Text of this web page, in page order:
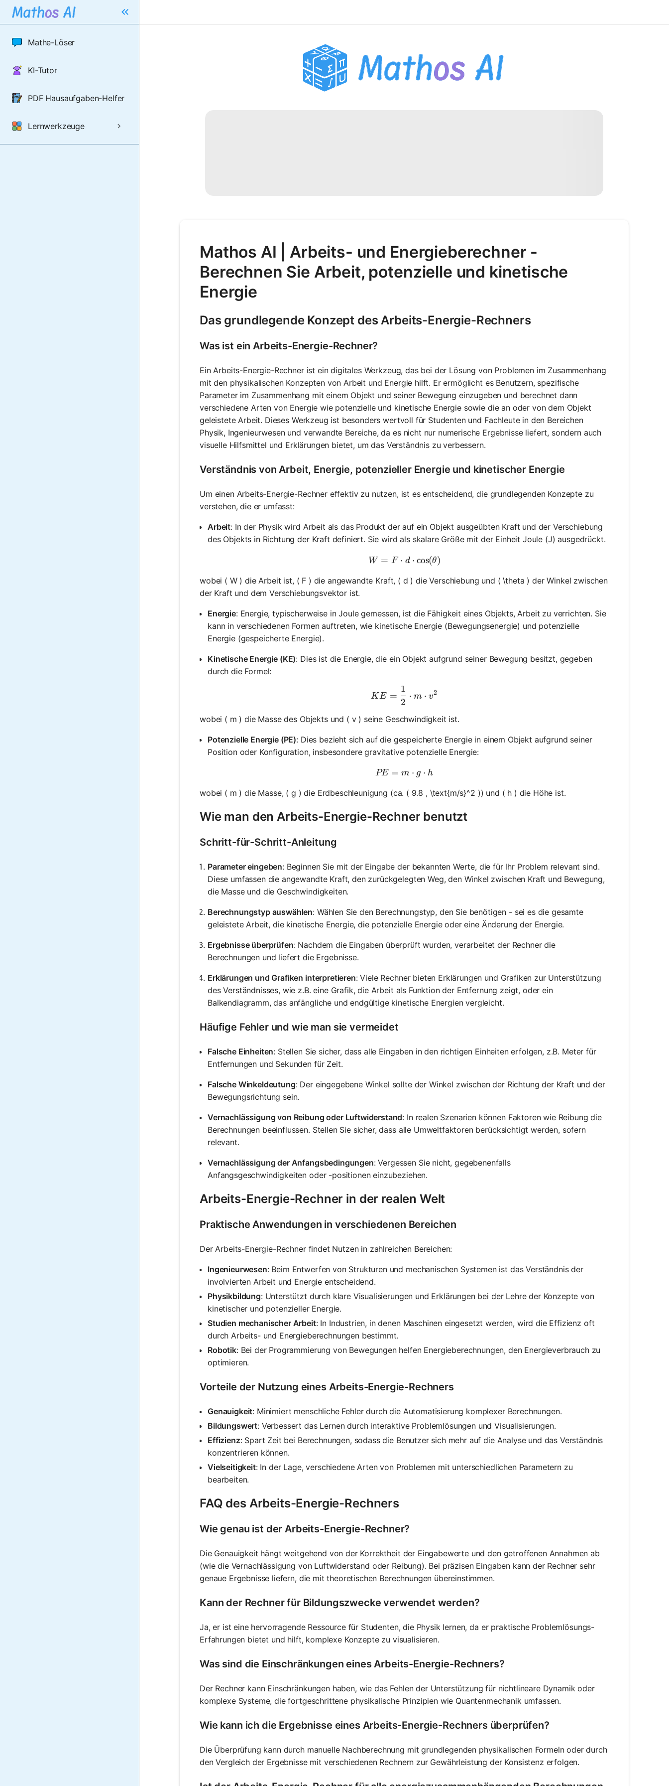
Mathe-Löser
KI-Tutor
PDF Hausaufgaben-Helfer
Lernwerkzeuge
Mathos AI | Arbeits- und Energieberechner -
Berechnen Sie Arbeit, potenzielle und kinetische
Energie
Das grundlegende Konzept des Arbeits-Energie-Rechners
Was ist ein Arbeits-Energie-Rechner?
Ein Arbeits-Energie-Rechner ist ein digitales Werkzeug, das bei der Lösung von Problemen im Zusammenhang
mit den physikalischen Konzepten von Arbeit und Energie hilft. Er ermöglicht es Benutzern, spezifische
Parameter im Zusammenhang mit einem Objekt und seiner Bewegung einzugeben und berechnet dann
verschiedene Arten von Energie wie potenzielle und kinetische Energie sowie die an oder von dem Objekt
geleistete Arbeit. Dieses Werkzeug ist besonders wertvoll für Studenten und Fachleute in den Bereichen
Physik, Ingenieurwesen und verwandte Bereiche, da es nicht nur numerische Ergebnisse liefert, sondern auch
visuelle Hilfsmittel und Erklärungen bietet, um das Verständnis zu verbessern.
Verständnis von Arbeit, Energie, potenzieller Energie und kinetischer Energie
Um einen Arbeits-Energie-Rechner effektiv zu nutzen, ist es entscheidend, die grundlegenden Konzepte zu
verstehen, die er umfasst:
Arbeit: In der Physik wird Arbeit als das Produkt der auf ein Objekt ausgeübten Kraft und der Verschiebung
des Objekts in Richtung der Kraft definiert. Sie wird als skalare Größe mit der Einheit Joule (J) ausgedrückt.
W = F \cdot d \cdot \cos(\theta)
W = F ⋅ d ⋅ cos(θ)
wobei ( W ) die Arbeit ist, ( F ) die angewandte Kraft, ( d ) die Verschiebung und ( \theta ) der Winkel zwischen
der Kraft und dem Verschiebungsvektor ist.
Energie: Energie, typischerweise in Joule gemessen, ist die Fähigkeit eines Objekts, Arbeit zu verrichten. Sie
kann in verschiedenen Formen auftreten, wie kinetische Energie (Bewegungsenergie) und potenzielle
Energie (gespeicherte Energie).
Kinetische Energie (KE): Dies ist die Energie, die ein Objekt aufgrund seiner Bewegung besitzt, gegeben
durch die Formel:
KE = \frac{1}{2} \cdot m \cdot v^2
K E =
2
1
⋅ m ⋅ v2
wobei ( m ) die Masse des Objekts und ( v ) seine Geschwindigkeit ist.
Potenzielle Energie (PE): Dies bezieht sich auf die gespeicherte Energie in einem Objekt aufgrund seiner
Position oder Konfiguration, insbesondere gravitative potenzielle Energie:
PE = m \cdot g \cdot h
PE = m ⋅ g ⋅ h
wobei ( m ) die Masse, ( g ) die Erdbeschleunigung (ca. ( 9.8 , \text{m/s}^2 )) und ( h ) die Höhe ist.
Wie man den Arbeits-Energie-Rechner benutzt
Schritt-für-Schritt-Anleitung
Parameter eingeben: Beginnen Sie mit der Eingabe der bekannten Werte, die für Ihr Problem relevant sind.
Diese umfassen die angewandte Kraft, den zurückgelegten Weg, den Winkel zwischen Kraft und Bewegung,
die Masse und die Geschwindigkeiten.
Berechnungstyp auswählen: Wählen Sie den Berechnungstyp, den Sie benötigen - sei es die gesamte
geleistete Arbeit, die kinetische Energie, die potenzielle Energie oder eine Änderung der Energie.
Ergebnisse überprüfen: Nachdem die Eingaben überprüft wurden, verarbeitet der Rechner die
Berechnungen und liefert die Ergebnisse.
Erklärungen und Grafiken interpretieren: Viele Rechner bieten Erklärungen und Grafiken zur Unterstützung
des Verständnisses, wie z.B. eine Grafik, die Arbeit als Funktion der Entfernung zeigt, oder ein
Balkendiagramm, das anfängliche und endgültige kinetische Energien vergleicht.
Häufige Fehler und wie man sie vermeidet
Falsche Einheiten: Stellen Sie sicher, dass alle Eingaben in den richtigen Einheiten erfolgen, z.B. Meter für
Entfernungen und Sekunden für Zeit.
Falsche Winkeldeutung: Der eingegebene Winkel sollte der Winkel zwischen der Richtung der Kraft und der
Bewegungsrichtung sein.
Vernachlässigung von Reibung oder Luftwiderstand: In realen Szenarien können Faktoren wie Reibung die
Berechnungen beeinflussen. Stellen Sie sicher, dass alle Umweltfaktoren berücksichtigt werden, sofern
relevant.
Vernachlässigung der Anfangsbedingungen: Vergessen Sie nicht, gegebenenfalls
Anfangsgeschwindigkeiten oder -positionen einzubeziehen.
Arbeits-Energie-Rechner in der realen Welt
Praktische Anwendungen in verschiedenen Bereichen
Der Arbeits-Energie-Rechner findet Nutzen in zahlreichen Bereichen:
Ingenieurwesen: Beim Entwerfen von Strukturen und mechanischen Systemen ist das Verständnis der
involvierten Arbeit und Energie entscheidend.
Physikbildung: Unterstützt durch klare Visualisierungen und Erklärungen bei der Lehre der Konzepte von
kinetischer und potenzieller Energie.
Studien mechanischer Arbeit: In Industrien, in denen Maschinen eingesetzt werden, wird die Effizienz oft
durch Arbeits- und Energieberechnungen bestimmt.
Robotik: Bei der Programmierung von Bewegungen helfen Energieberechnungen, den Energieverbrauch zu
optimieren.
Vorteile der Nutzung eines Arbeits-Energie-Rechners
Genauigkeit: Minimiert menschliche Fehler durch die Automatisierung komplexer Berechnungen.
Bildungswert: Verbessert das Lernen durch interaktive Problemlösungen und Visualisierungen.
Effizienz: Spart Zeit bei Berechnungen, sodass die Benutzer sich mehr auf die Analyse und das Verständnis
konzentrieren können.
Vielseitigkeit: In der Lage, verschiedene Arten von Problemen mit unterschiedlichen Parametern zu
bearbeiten.
FAQ des Arbeits-Energie-Rechners
Wie genau ist der Arbeits-Energie-Rechner?
Die Genauigkeit hängt weitgehend von der Korrektheit der Eingabewerte und den getroffenen Annahmen ab
(wie die Vernachlässigung von Luftwiderstand oder Reibung). Bei präzisen Eingaben kann der Rechner sehr
genaue Ergebnisse liefern, die mit theoretischen Berechnungen übereinstimmen.
Kann der Rechner für Bildungszwecke verwendet werden?
Ja, er ist eine hervorragende Ressource für Studenten, die Physik lernen, da er praktische Problemlösungs-
Erfahrungen bietet und hilft, komplexe Konzepte zu visualisieren.
Was sind die Einschränkungen eines Arbeits-Energie-Rechners?
Der Rechner kann Einschränkungen haben, wie das Fehlen der Unterstützung für nichtlineare Dynamik oder
komplexe Systeme, die fortgeschrittene physikalische Prinzipien wie Quantenmechanik umfassen.
Wie kann ich die Ergebnisse eines Arbeits-Energie-Rechners überprüfen?
Die Überprüfung kann durch manuelle Nachberechnung mit grundlegenden physikalischen Formeln oder durch
den Vergleich der Ergebnisse mit verschiedenen Rechnern zur Gewährleistung der Konsistenz erfolgen.